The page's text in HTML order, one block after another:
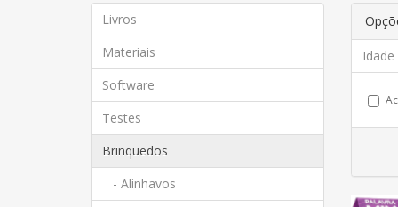
Livros
Materiais
Software
Testes
Brinquedos
- Alinhavos
Idade